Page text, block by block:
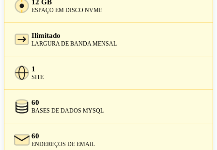
12 GB
ESPAÇO EM DISCO NVME
Ilimitado
LARGURA DE BANDA MENSAL
1
SITE
60
BASES DE DADOS MYSQL
60
ENDEREÇOS DE EMAIL